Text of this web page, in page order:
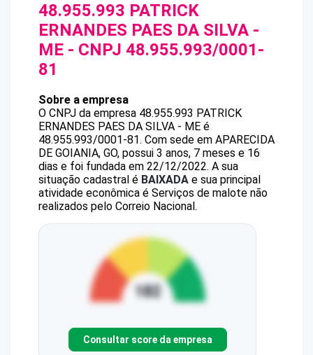
48.955.993 PATRICK
ERNANDES PAES DA SILVA -
ME - CNPJ 48.955.993/0001-
81
Sobre a empresa
O CNPJ da empresa 48.955.993 PATRICK
ERNANDES PAES DA SILVA - ME é
48.955.993/0001-81. Com sede em APARECIDA
DE GOIANIA, GO, possui 3 anos, 7 meses e 16
dias e foi fundada em 22/12/2022. A sua
situação cadastral é BAIXADA e sua principal
atividade econômica é Serviços de malote não
realizados pelo Correio Nacional.
Consultar score da empresa